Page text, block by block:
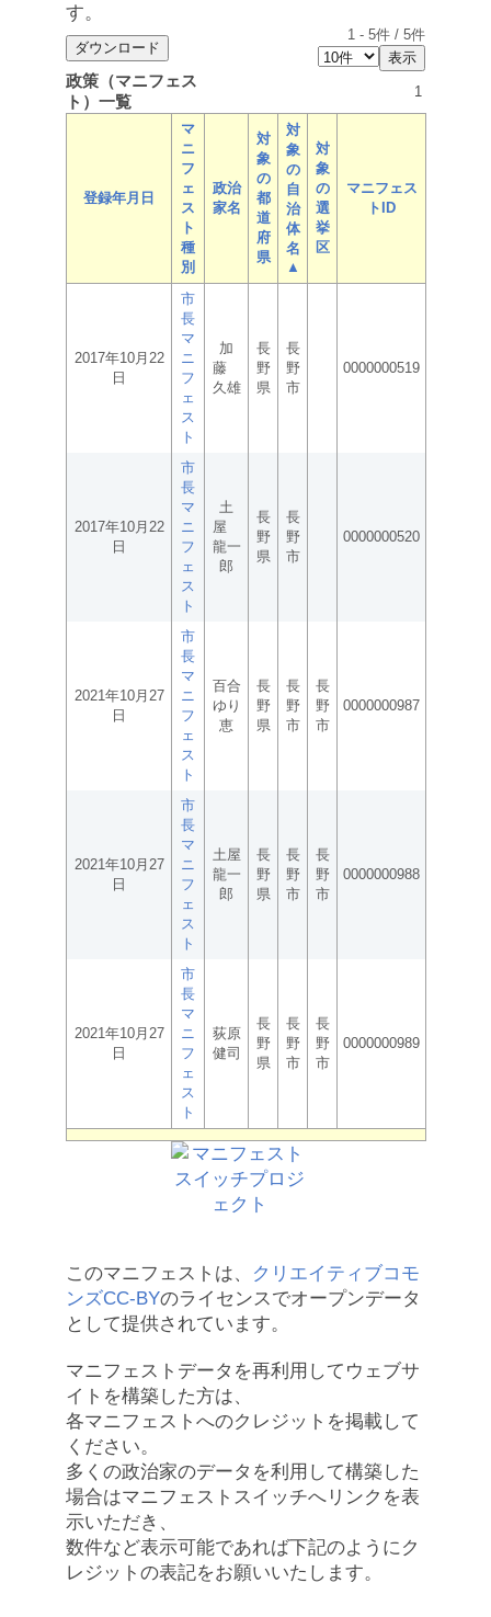
す。
1 - 5件 / 5件
政策（マニフェス
ト）一覧
1
登録年月日
マ
ニ
フ
ェ
ス
ト
種
別
政治
家名
対
象
の
都
道
府
県
対
象
の
自
治
体
名
▲
対
象
の
選
挙
区
マニフェス
トID
2017年10月22
日
市
長
マ
ニ
フ
ェ
ス
ト
加
藤
久雄
長
野
県
長
野
市
0000000519
2017年10月22
日
市
長
マ
ニ
フ
ェ
ス
ト
土
屋
龍一
郎
長
野
県
長
野
市
0000000520
2021年10月27
日
市
長
マ
ニ
フ
ェ
ス
ト
百合
ゆり
恵
長
野
県
長
野
市
長
野
市
0000000987
2021年10月27
日
市
長
マ
ニ
フ
ェ
ス
ト
土屋
龍一
郎
長
野
県
長
野
市
長
野
市
0000000988
2021年10月27
日
市
長
マ
ニ
フ
ェ
ス
ト
荻原
健司
長
野
県
長
野
市
長
野
市
0000000989
このマニフェストは、
クリエイティブコモ
ンズCC-BYのライセンスでオープンデータ
として提供されています。
マニフェストデータを再利用してウェブサ
イトを構築した方は、
各マニフェストへのクレジットを掲載して
ください。
多くの政治家のデータを利用して構築した
場合はマニフェストスイッチへリンクを表
示いただき、
数件など表示可能であれば下記のようにク
レジットの表記をお願いいたします。